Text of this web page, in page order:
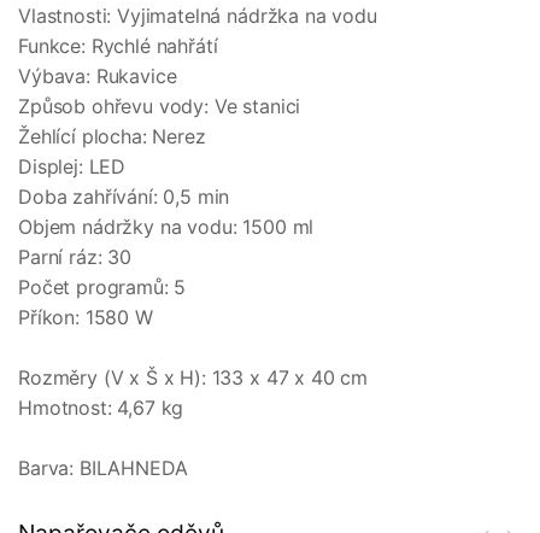
Vlastnosti: Vyjimatelná nádržka na vodu
Funkce: Rychlé nahřátí
Výbava: Rukavice
Způsob ohřevu vody: Ve stanici
Žehlící plocha: Nerez
Displej: LED
Doba zahřívání: 0,5 min
Objem nádržky na vodu: 1500 ml
Parní ráz: 30
Počet programů: 5
Příkon: 1580 W
Rozměry (V x Š x H): 133 x 47 x 40 cm
Hmotnost: 4,67 kg
Barva: BILAHNEDA